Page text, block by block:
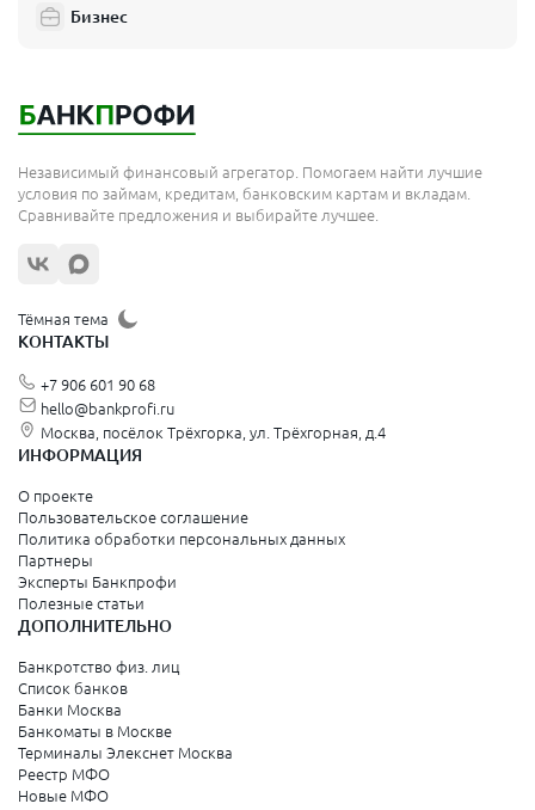
Бизнес
Независимый финансовый агрегатор. Помогаем найти лучшие
условия по займам, кредитам, банковским картам и вкладам.
Сравнивайте предложения и выбирайте лучшее.
Тёмная тема
КОНТАКТЫ
+7 906 601 90 68
hello@bankprofi.ru
Москва, посёлок Трёхгорка, ул. Трёхгорная, д.4
ИНФОРМАЦИЯ
О проекте
Пользовательское соглашение
Политика обработки персональных данных
Партнеры
Эксперты Банкпрофи
Полезные статьи
ДОПОЛНИТЕЛЬНО
Банкротство физ. лиц
Список банков
Банки Москва
Банкоматы в Москве
Терминалы Элекснет Москва
Реестр МФО
Новые МФО